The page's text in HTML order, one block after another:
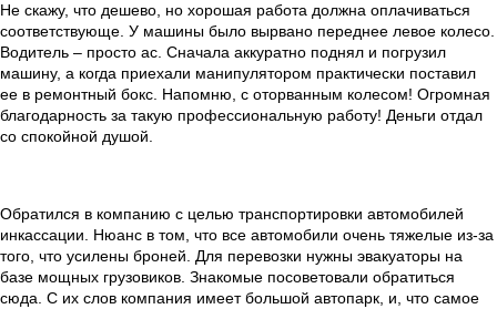
Не скажу, что дешево, но хорошая работа должна оплачиваться
соответствующе. У машины было вырвано переднее левое колесо.
Водитель – просто ас. Сначала аккуратно поднял и погрузил
машину, а когда приехали манипулятором практически поставил
ее в ремонтный бокс. Напомню, с оторванным колесом! Огромная
благодарность за такую профессиональную работу! Деньги отдал
со спокойной душой.
Обратился в компанию с целью транспортировки автомобилей
инкассации. Нюанс в том, что все автомобили очень тяжелые из-за
того, что усилены броней. Для перевозки нужны эвакуаторы на
базе мощных грузовиков. Знакомые посоветовали обратиться
сюда. С их слов компания имеет большой автопарк, и, что самое